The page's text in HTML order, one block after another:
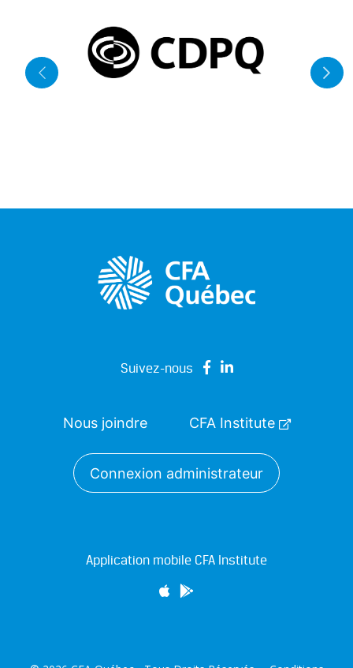
Application mobile CFA Institute
Suivez-nous
Nous joindre CFA Institute
Connexion administrateur